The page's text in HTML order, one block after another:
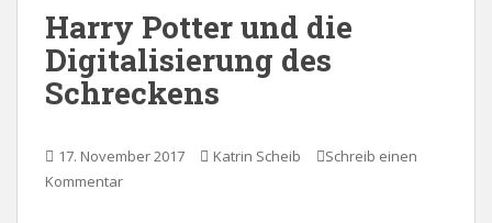
Harry Potter und die
Digitalisierung des
Schreckens
17. November 2017 Katrin Scheib
Schreib einen
Kommentar